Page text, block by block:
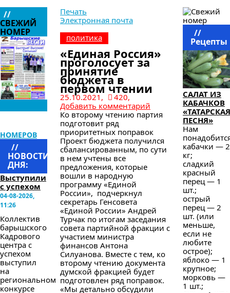
//
СВЕЖИЙ
НОМЕР
НОМЕРОВ
//
НОВОСТИ
ДНЯ:
Выступили
с успехом
04-08-2026,
11:26
Коллектив
барышского
Кадрового
центра с
успехом
выступил
на
региональном
конкурсе
Печать
Электронная почта
политика
«Единая Россия»
проголосует за
принятие
бюджета в
первом чтении
25.10.2021,
420,
Добавить комментарий
Ко второму чтению партия
подготовит ряд
приоритетных поправок
Проект бюджета получился
сбалансированным, по сути
в нем учтены все
предложения, которые
вошли в народную
программу «Единой
России», подчеркнул
секретарь Генсовета
«Единой России» Андрей
Турчак по итогам заседания
совета партийной фракции с
участием министра
финансов Антона
Силуанова. Вместе с тем, ко
второму чтению документа
думской фракцией будет
подготовлен ряд поправок.
«Мы детально обсудили
//
Рецепты
САЛАТ ИЗ
КАБАЧКОВ
«ТАТАРСКАЯ
ПЕСНЯ»
Нам
кабачки — 2
кг;
сладкий
красный
перец — 1
шт.;
острый
перец — 2
шт. (или
меньше,
если не
любите
острое);
яблоко — 1
крупное;
морковь —
1 шт.;